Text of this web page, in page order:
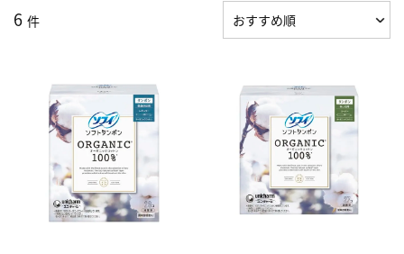
6 件